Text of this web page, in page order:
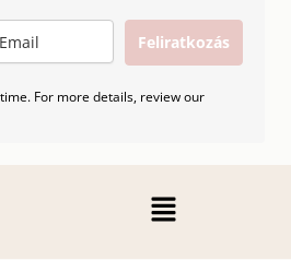
Feliratkozás
For more details, review our
Menü